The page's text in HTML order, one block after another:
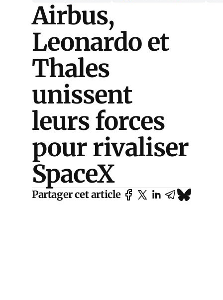
Airbus,
Leonardo et
Thales
unissent
leurs forces
pour rivaliser
SpaceX
Partager cet article